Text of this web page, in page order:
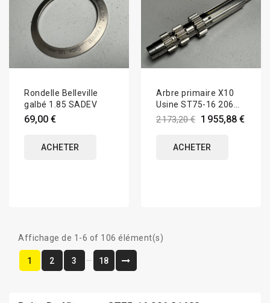
Rondelle Belleville
galbé 1.85 SADEV
69,00 €
ACHETER
Arbre primaire X10
Usine ST75-16 206
S1600
2 173,20 € 1 955,88 €
ACHETER
Affichage de 1-6 of 106 élément(s)
1 2 3 18